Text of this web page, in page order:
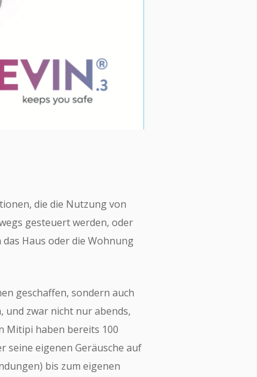
die die Nutzung von
gesteuert werden, oder
Haus oder die Wohnung
geschaffen, sondern auch
zwar nicht nur abends,
Mitipi haben bereits 100
seine eigenen Geräusche auf
bis zum eigenen